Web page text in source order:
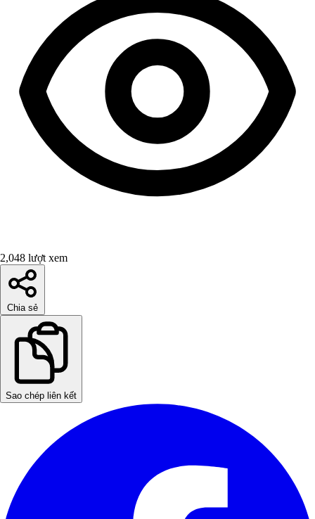
2,048 lượt xem
Chia sẻ
Sao chép liên kết